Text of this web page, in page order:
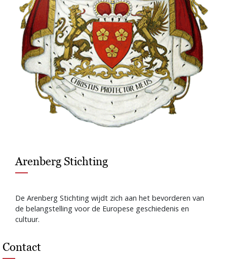
Arenberg Stichting
De Arenberg Stichting wijdt zich aan het bevorderen van
de belangstelling voor de Europese geschiedenis en
cultuur.
Contact